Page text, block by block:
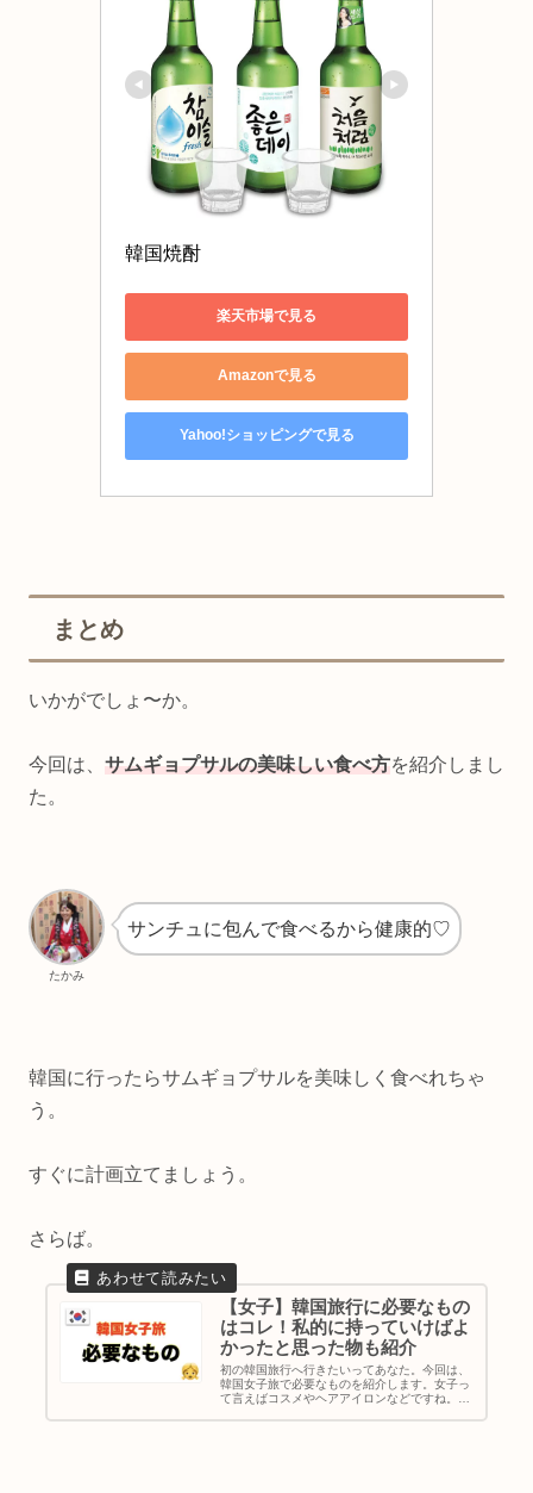
韓国焼酎
楽天市場で見る
Amazonで見る
Yahoo!ショッピングで見る
まとめ
いかがでしょ〜か。
今回は、 サムギョプサルの美味しい食べ方を紹介しまし
た。
たかみ
サンチュに包んで食べるから健康的♡
韓国に行ったらサムギョプサルを美味しく食べれちゃ
う。
すぐに計画立てましょう。
さらば。
【女子】韓国旅行に必要なもの
はコレ！私的に持っていけばよ
かったと思った物も紹介
初の韓国旅行へ行きたいってあなた。今回は、
韓国女子旅で必要なものを紹介します。女子っ
て言えばコスメやヘアアイロンなどですね。男